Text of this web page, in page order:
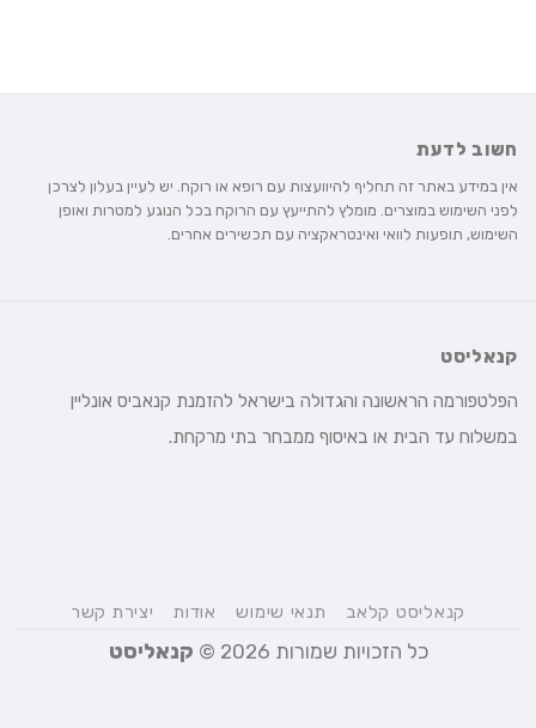
חשוב לדעת
אין במידע באתר זה תחליף להיוועצות עם רופא או רוקח. יש לעיין בעלון לצרכן
לפני השימוש במוצרים. מומלץ להתייעץ עם הרוקח בכל הנוגע למטרות ואופן
השימוש, תופעות לוואי ואינטראקציה עם תכשירים אחרים.
קנאליסט
הפלטפורמה הראשונה והגדולה בישראל להזמנת קנאביס אונליין
במשלוח עד הבית או באיסוף ממבחר בתי מרקחת.
קנאליסט קלאב תנאי שימוש אודות יצירת קשר
כל הזכויות שמורות 2026 © קנאליסט